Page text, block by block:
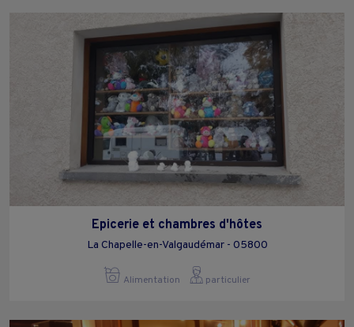
Epicerie et chambres d'hôtes
La Chapelle-en-Valgaudémar - 05800
Alimentation particulier